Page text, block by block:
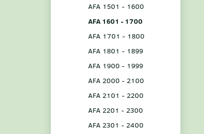
AFA 1501 - 1600
AFA 1601 - 1700
AFA 1701 - 1800
AFA 1801 - 1899
AFA 1900 - 1999
AFA 2000 - 2100
AFA 2101 - 2200
AFA 2201 - 2300
AFA 2301 - 2400